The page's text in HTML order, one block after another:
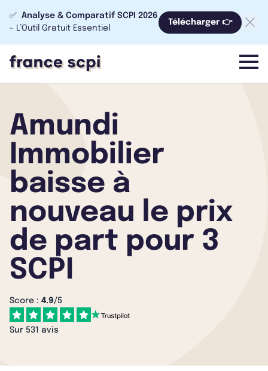
✅ Analyse & Comparatif SCPI 2026
- L’Outil Gratuit Essentiel
Télécharger 👉
menu
Amundi
Immobilier
baisse à
nouveau le prix
de part pour 3
SCPI
Score : 4.9/5
Sur 531 avis